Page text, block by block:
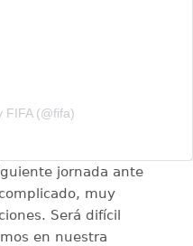
FIFA (@fifa)
jornada ante
muy
Será difícil
en nuestra